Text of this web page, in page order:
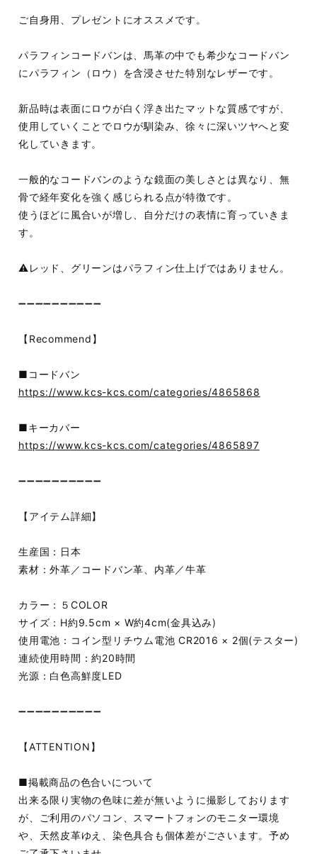
ご自身用、プレゼントにオススメです。
パラフィンコードバンは、馬革の中でも希少なコードバン
にパラフィン（ロウ）を含浸させた特別なレザーです。
新品時は表面にロウが白く浮き出たマットな質感ですが、
使用していくことでロウが馴染み、徐々に深いツヤへと変
化していきます。
一般的なコードバンのような鏡面の美しさとは異なり、無
骨で経年変化を強く感じられる点が特徴です。
使うほどに風合いが増し、自分だけの表情に育っていきま
す。
⚠️レッド、グリーンはパラフィン仕上げではありません。
➖➖➖➖➖➖➖➖➖➖
【Recommend】
■コードバン
https://www.kcs-kcs.com/categories/4865868
■キーカバー
https://www.kcs-kcs.com/categories/4865897
➖➖➖➖➖➖➖➖➖➖
【アイテム詳細】
生産国：日本
素材：外革／コードバン革、内革／牛革
カラー：５COLOR
サイズ：H約9.5cm × W約4cm(金具込み)
使用電池：コイン型リチウム電池 CR2016 × 2個(テスター)
連続使用時間：約20時間
光源：白色高鮮度LED
➖➖➖➖➖➖➖➖➖➖
【ATTENTION】
■掲載商品の色合いについて
出来る限り実物の色味に差が無いように撮影しております
が、ご利用のパソコン、スマートフォンのモニター環境
や、天然皮革ゆえ、染色具合も個体差がごさいます。予め